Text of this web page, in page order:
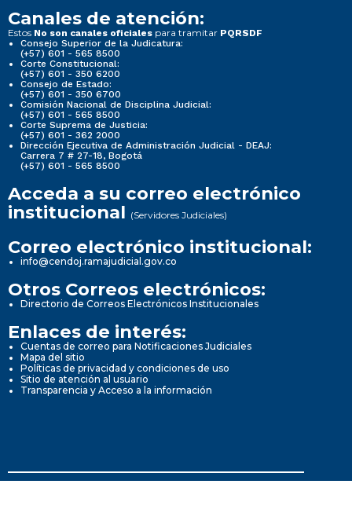
Canales de atención:
Estos No son canales oficiales para tramitar PQRSDF
Consejo Superior de la Judicatura:
(+57) 601 - 565 8500
Corte Constitucional:
(+57) 601 - 350 6200
Consejo de Estado:
(+57) 601 - 350 6700
Comisión Nacional de Disciplina Judicial:
(+57) 601 - 565 8500
Corte Suprema de Justicia:
(+57) 601 - 362 2000
Dirección Ejecutiva de Administración Judicial - DEAJ:
Carrera 7 # 27-18, Bogotá
(+57) 601 - 565 8500
Acceda a su correo electrónico
institucional (Servidores Judiciales)
Correo electrónico institucional:
info@cendoj.ramajudicial.gov.co
Otros Correos electrónicos:
Directorio de Correos Electrónicos Institucionales
Enlaces de interés:
Cuentas de correo para Notificaciones Judiciales
Mapa del sitio
Políticas de privacidad y condiciones de uso
Sitio de atención al usuario
Transparencia y Acceso a la información